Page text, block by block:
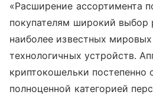
«Расширение ассортимента
покупателям широкий
наиболее известных
технологичных устройств.
криптокошельки постепенно
полноценной категорией